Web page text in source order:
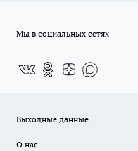
Мы в социальных сетях
Выходные данные
О нас